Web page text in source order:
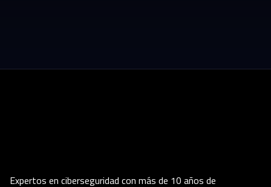
Expertos en ciberseguridad con más de 10 años de